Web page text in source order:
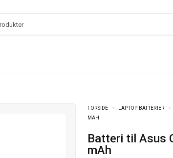
FORSIDE LAPTOP BATTERIER
MAH
Batteri til Asus Chromebook C202 mfl – 4.900
mAh